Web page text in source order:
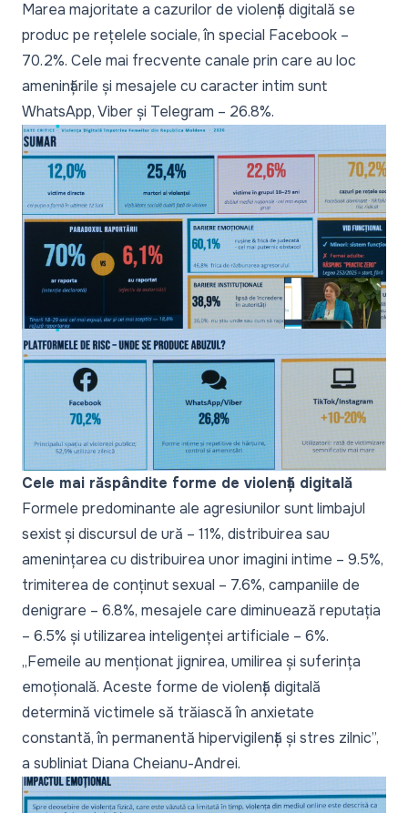
Marea majoritate a cazurilor de violență digitală se
produc pe rețelele sociale, în special Facebook –
70.2%. Cele mai frecvente canale prin care au loc
amenințările și mesajele cu caracter intim sunt
WhatsApp, Viber și Telegram – 26.8%.
Cele mai răspândite forme de violență digitală
Formele predominante ale agresiunilor sunt limbajul
sexist și discursul de ură – 11%, distribuirea sau
amenințarea cu distribuirea unor imagini intime – 9.5%,
trimiterea de conținut sexual – 7.6%, campaniile de
denigrare – 6.8%, mesajele care diminuează reputația
– 6.5% și utilizarea inteligenței artificiale – 6%.
„Femeile au menționat jignirea, umilirea și suferința
emoțională. Aceste forme de violență digitală
determină victimele să trăiască în anxietate
constantă, în permanentă hipervigilență și stres zilnic”,
a subliniat Diana Cheianu-Andrei.